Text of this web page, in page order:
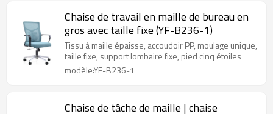
Chaise de travail en maille de bureau en
gros avec taille fixe (YF-B236-1)
Tissu à maille épaisse, accoudoir PP, moulage unique,
taille fixe, support lombaire fixe, pied cinq étoiles
modèle:YF-B236-1
Chaise de tâche de maille | chaise